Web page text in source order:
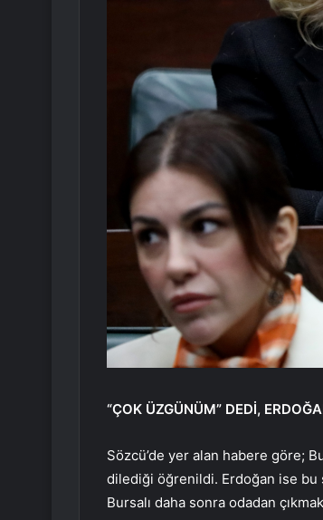
“ÇOK ÜZGÜNÜM” DEDİ,
Sözcü’de yer alan habere göre;
dilediği öğrenildi. Erdoğan ise bu
Bursalı daha sonra odadan